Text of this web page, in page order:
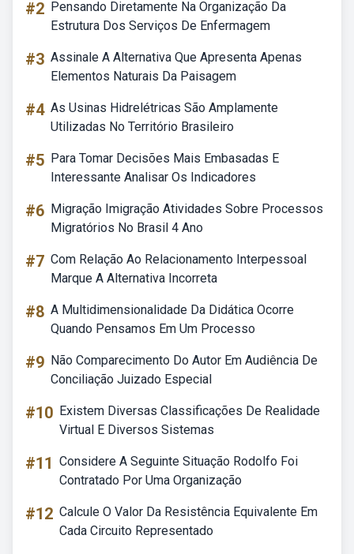
#2 Pensando Diretamente Na Organização Da
Estrutura Dos Serviços De Enfermagem
#3 Assinale A Alternativa Que Apresenta Apenas
Elementos Naturais Da Paisagem
#4 As Usinas Hidrelétricas São Amplamente
Utilizadas No Território Brasileiro
#5 Para Tomar Decisões Mais Embasadas E
Interessante Analisar Os Indicadores
#6 Migração Imigração Atividades Sobre Processos
Migratórios No Brasil 4 Ano
#7 Com Relação Ao Relacionamento Interpessoal
Marque A Alternativa Incorreta
#8 A Multidimensionalidade Da Didática Ocorre
Quando Pensamos Em Um Processo
#9 Não Comparecimento Do Autor Em Audiência De
Conciliação Juizado Especial
#10 Existem Diversas Classificações De Realidade
Virtual E Diversos Sistemas
#11 Considere A Seguinte Situação Rodolfo Foi
Contratado Por Uma Organização
#12 Calcule O Valor Da Resistência Equivalente Em
Cada Circuito Representado